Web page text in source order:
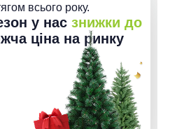
всього року.
у нас знижки до
ціна на ринку